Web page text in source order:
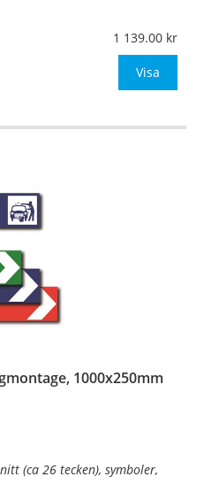
2mm (stolpmontage)
mått upp till 0,12m²)
1 139.00
Visa
1000x250mm
(ca 26 tecken), symboler,